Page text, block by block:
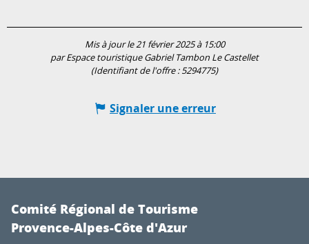
Mis à jour le 21 février 2025 à 15:00
par Espace touristique Gabriel Tambon Le Castellet
(Identifiant de l'offre :5294775)
Signaler une erreur
Comité Régional de Tourisme
Provence-Alpes-Côte d'Azur